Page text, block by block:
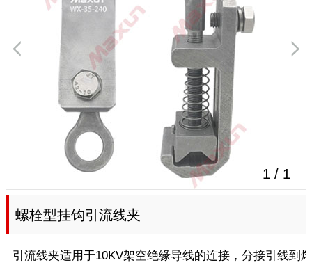
1 / 1
螺栓型挂钩引流线夹
引流线夹适用于10KV架空绝缘导线的连接，分接引线到